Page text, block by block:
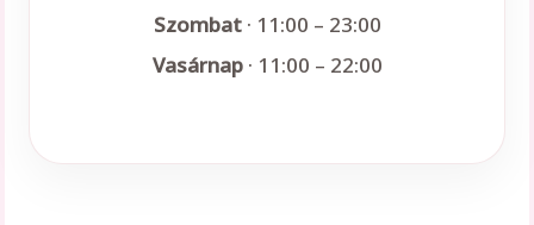
Szombat· 11:00 – 23:00
Vasárnap· 11:00 – 22:00